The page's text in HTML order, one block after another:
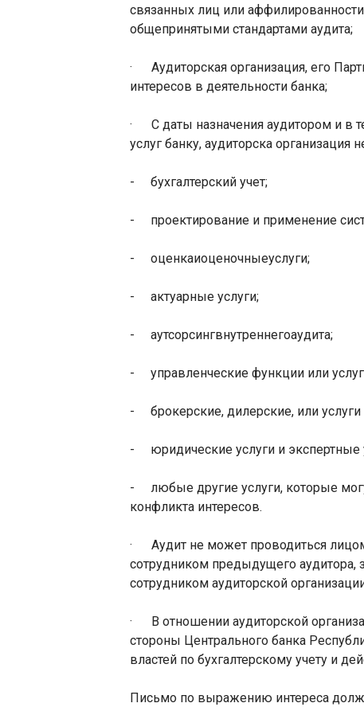
связанных лиц или
общепринятыми стандартами аудита;
·
Аудиторская организация, его
интересов в деятельности банка;
·
С даты назначения аудитором и в
услуг банку, аудиторска
- бухгалтерский учет;
- проектирование и применение
- оценкаиоценочныеуслуги;
- актуарные услуги;
- аутсорсингвнутреннегоаудита;
- управленческие функции или
- брокерские, дилерские, или
- юридические услуги и
-
любые другие услуги, которые
конфликта интересов.
·
Аудит не может проводиться
сотрудником предыдущего аудитора,
сотрудником аудиторской
·
В отношении аудиторской
стороны Центрального банка
властей по бухгалтерскому учету и
Письмо по выражению интереса